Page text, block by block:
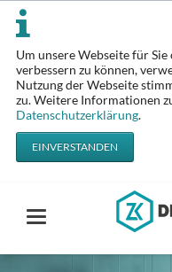
Um unsere Webseite für
verbessern zu können,
Nutzung der Webseite
zu. Weitere Informationen
Datenschutzerklärung.
EINVERSTANDEN